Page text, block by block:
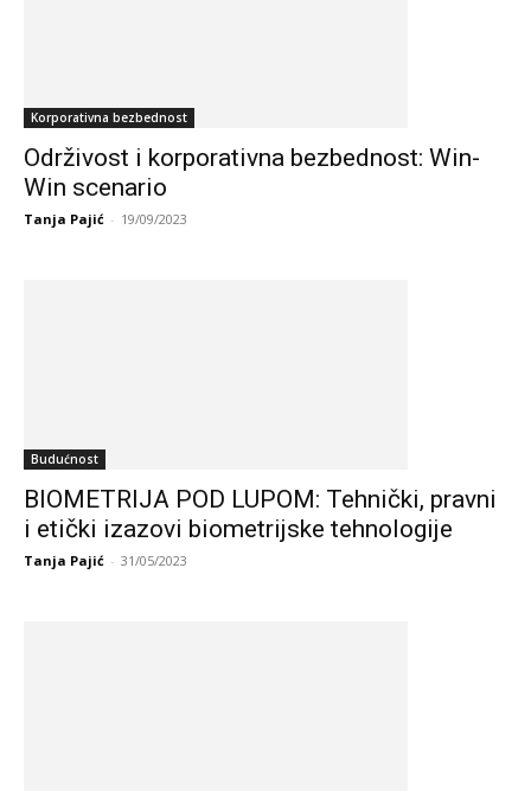
Korporativna bezbednost
Održivost i korporativna bezbednost: Win-
Win scenario
Tanja Pajić - 19/09/2023
Budućnost
BIOMETRIJA POD LUPOM: Tehnički, pravni
i etički izazovi biometrijske tehnologije
Tanja Pajić - 31/05/2023